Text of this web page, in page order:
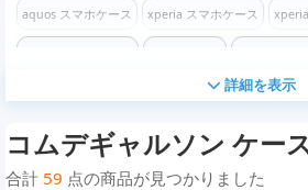
aquos スマホケース xperia スマホケース
エムシーエムケ
ディオールケース セリーヌケース アディダスケ
クロムハーツケース ザ・ノース・フェイスケース
詳細を表示
コムデギャルソン ケー
合計 59 点の商品が見つかりました